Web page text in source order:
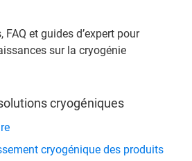
et guides d’expert pour
sur la cryogénie
cryogéniques
cryogénique des produits